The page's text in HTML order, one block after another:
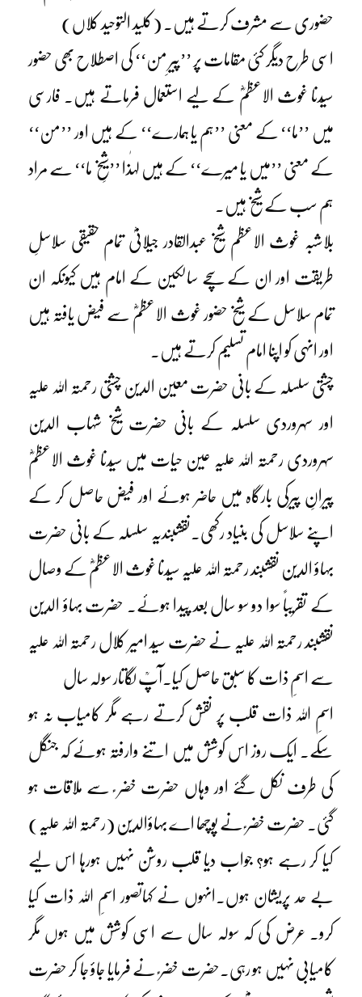
حضوری سے مشرف کرتے ہیں۔ (کلید التوحید کلاں)
اسی طرح دیگر کئی مقامات پر ’’پیرِ من‘‘ کی اصطلاح بھی حضور
سیّدنا غوث الاعظمؓ کے لیے استعمال فرماتے ہیں۔ فارسی
میں ’’ما‘‘ کے معنی ’’ہم یا ہمارے‘‘ کے ہیں اور ’’من‘‘
کے معنی ’’میں یا میرے‘‘ کے ہیں لہٰذا ’’شیخِ ما‘‘ سے مراد
ہم سب کے شیخ ہیں۔
بلاشبہ غوث الاعظم شیخ عبدالقادر جیلانیؓ تمام حقیقی سلاسلِ
طریقت اور ان کے سچے سالکین کے امام ہیں کیونکہ ان
تمام سلاسل کے شیخ حضور غوث الاعظمؓ سے فیض یافتہ ہیں
اور انہی کو اپنا امام تسلیم کرتے ہیں۔
چشتی سلسلہ کے بانی حضرت معین الدین چشتی رحمتہ اللہ علیہ
اور سہروردی سلسلہ کے بانی حضرت شیخ شہاب الدین
سہروردی رحمتہ اللہ علیہ عین حیات میں سیّدنا غوث الاعظمؓ
پیرانِ پیرکی بارگاہ میں حاضر ہوئے اور فیض حاصل کر کے
اپنے سلاسل کی بنیاد رکھی۔نقشبندیہ سلسلہ کے بانی حضرت
بہاؤ الدین نقشبند رحمتہ اللہ علیہ سیّدنا غوث الاعظمؓ کے وصال
کے تقریباً سوا دو سو سال بعد پیدا ہوئے۔ حضرت بہاؤ الدین
نقشبند رحمتہ اللہ علیہ نے حضرت سیّد امیر کلال رحمتہ اللہ علیہ
سے اسمِ ذات کا سبق حاصل کیا۔آپؒ لگاتار سولہ سال
اسمِ اللہ ذات قلب پر نقش کرتے رہے مگر کامیاب نہ ہو
سکے۔ ایک روز اس کوشش میں اتنے وارفتہ ہوئے کہ جنگل
کی طرف نکل گئے اور وہاں حضرت خضر ؑ سے ملاقات ہو
گئی۔ حضرت خضر ؑ نے پوچھا اے بہاؤالدین (رحمتہ اللہ علیہ)
کیا کر رہے ہو؟ جواب دیا قلب روشن نہیں ہورہا اس لیے
بے حد پریشان ہوں۔انہوں نے کہاتصور اسمِ اللہ ذات کیا
کرو۔ عرض کی کہ سولہ سال سے اسی کوشش میں ہوں مگر
کامیابی نہیں ہو رہی۔حضرت خضر ؑ نے فرمایا جاؤ جا کر حضرت